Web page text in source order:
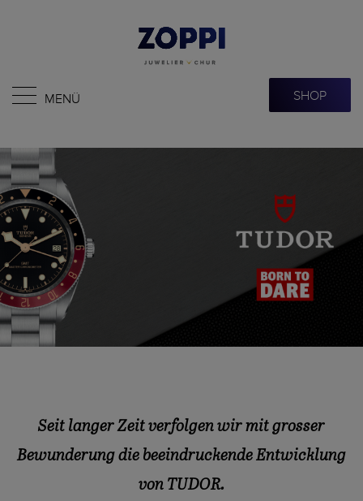
MENÜ SHOP
Seit langer Zeit verfolgen wir mit grosser
Bewunderung die beeindruckende Entwicklung
von TUDOR.